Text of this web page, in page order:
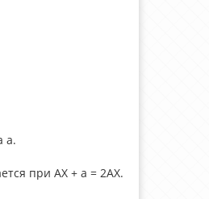
а.
при АХ + а = 2АХ.